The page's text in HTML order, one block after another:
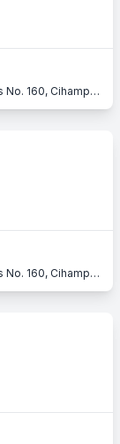
Cihampelas Walk, Lantai Ground, Jl. Cihampelas No. 160, Cihampelas, Bandung, Jawa Barat
Cihampelas Walk, Lantai Ground, Jl. Cihampelas No. 160, Cihampelas, Bandung, Jawa Barat